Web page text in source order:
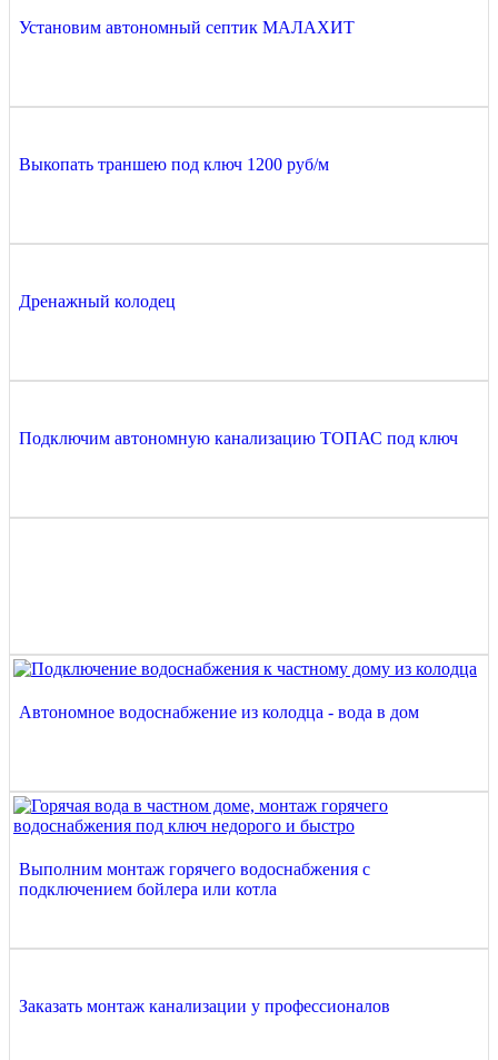
Установим автономный септик МАЛАХИТ
Выкопать траншею под ключ 1200 руб/м
Дренажный колодец
Подключим автономную канализацию ТОПАС под ключ
Автономное водоснабжение из колодца - вода в дом
Выполним монтаж горячего водоснабжения с
подключением бойлера или котла
Заказать монтаж канализации у профессионалов